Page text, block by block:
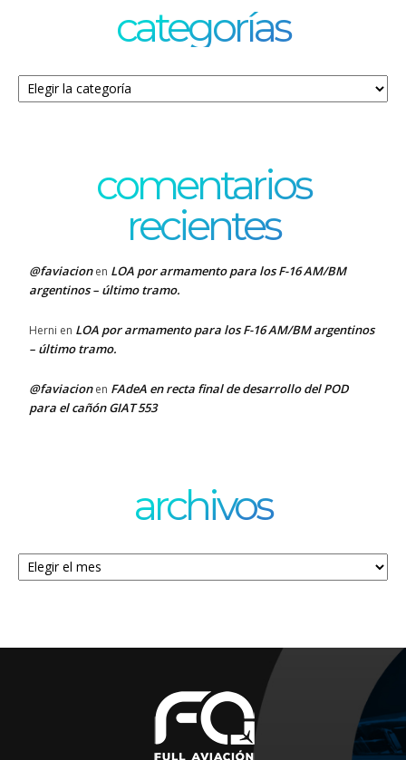
categorías
Categorías
comentarios
recientes
@faviacionen LOA por armamento para los F-16 AM/BM
argentinos – último tramo.
Herni en LOA por armamento para los F-16 AM/BM argentinos
– último tramo.
@faviacionen FAdeA en recta final de desarrollo del POD
para el cañón GIAT 553
archivos
Archivos